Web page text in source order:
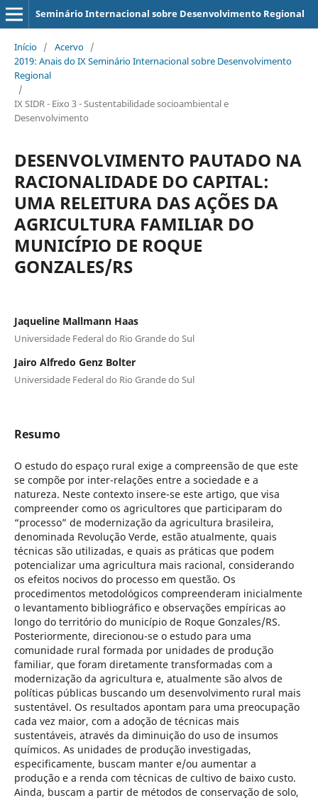
Seminário Internacional sobre Desenvolvimento Regional
Início / Acervo /
2019: Anais do IX Seminário Internacional sobre Desenvolvimento
Regional
/
IX SIDR - Eixo 3 - Sustentabilidade socioambiental e
Desenvolvimento
DESENVOLVIMENTO PAUTADO NA
RACIONALIDADE DO CAPITAL:
UMA RELEITURA DAS AÇÕES DA
AGRICULTURA FAMILIAR DO
MUNICÍPIO DE ROQUE
GONZALES/RS
Jaqueline Mallmann Haas
Universidade Federal do Rio Grande do Sul
Jairo Alfredo Genz Bolter
Universidade Federal do Rio Grande do Sul
Resumo
O estudo do espaço rural exige a compreensão de que este
se compõe por inter-relações entre a sociedade e a
natureza. Neste contexto insere-se este artigo, que visa
compreender como os agricultores que participaram do
“processo” de modernização da agricultura brasileira,
denominada Revolução Verde, estão atualmente, quais
técnicas são utilizadas, e quais as práticas que podem
potencializar uma agricultura mais racional, considerando
os efeitos nocivos do processo em questão. Os
procedimentos metodológicos compreenderam inicialmente
o levantamento bibliográfico e observações empíricas ao
longo do território do município de Roque Gonzales/RS.
Posteriormente, direcionou-se o estudo para uma
comunidade rural formada por unidades de produção
familiar, que foram diretamente transformadas com a
modernização da agricultura e, atualmente são alvos de
políticas públicas buscando um desenvolvimento rural mais
sustentável. Os resultados apontam para uma preocupação
cada vez maior, com a adoção de técnicas mais
sustentáveis, através da diminuição do uso de insumos
químicos. As unidades de produção investigadas,
especificamente, buscam manter e/ou aumentar a
produção e a renda com técnicas de cultivo de baixo custo.
Ainda, buscam a partir de métodos de conservação de solo,